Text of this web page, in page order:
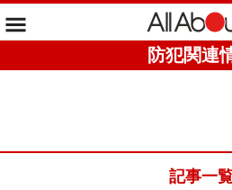
防犯関連
記事一